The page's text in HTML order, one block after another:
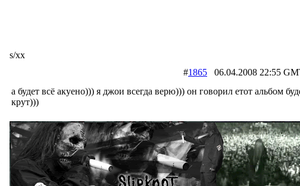
s/xx
#1865 06.04.2008 22:55
а будет всё акуено))) я джои всегда верю))) он говорил етот альбом
крут)))